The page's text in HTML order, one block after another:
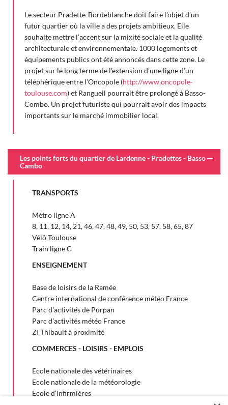
Le secteur Pradette-Bordeblanche doit faire l’objet d’un
futur quartier où la ville a des projets ambitieux. Elle
souhaite mettre l’accent sur la mixité sociale et la qualité
architecturale et environnementale. 1000 logements et
équipements publics ont été annoncés dans cette zone. Le
projet sur le long terme de l’extension d’une ligne d’un
téléphérique entre l’Oncopole (http://www.oncopole-
toulouse.com) et Rangueil pourrait être prolongé à Basso-
Combo. Un projet futuriste qui pourrait avoir des impacts
importants sur le marché immobilier local.
Les points forts du quartier de Lardenne - Pradettes - Basso
Cambo
TRANSPORTS
Métro ligne A
8, 11, 12, 14, 21, 46, 47, 48, 49, 50, 53, 57, 58, 65, 87
Vélô Toulouse
Train ligne C
ENSEIGNEMENT
Base de loisirs de la Ramée
Centre international de conférence météo France
Parc d’activités de Purpan
Parc d’activités météo France
ZI Thibault à proximité
COMMERCES - LOISIRS - EMPLOIS
Ecole nationale des vétérinaires
Ecole nationale de la météorologie
Ecole d’infirmières